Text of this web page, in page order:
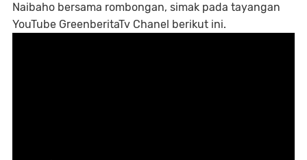
Naibaho bersama rombongan, simak pada tayangan
YouTube GreenberitaTv Chanel berikut ini.